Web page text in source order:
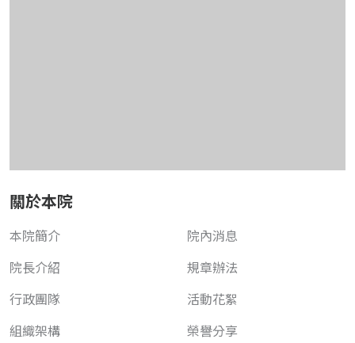
關於本院
本院簡介
院長介紹
行政團隊
組織架構
院內消息
規章辦法
活動花絮
榮譽分享